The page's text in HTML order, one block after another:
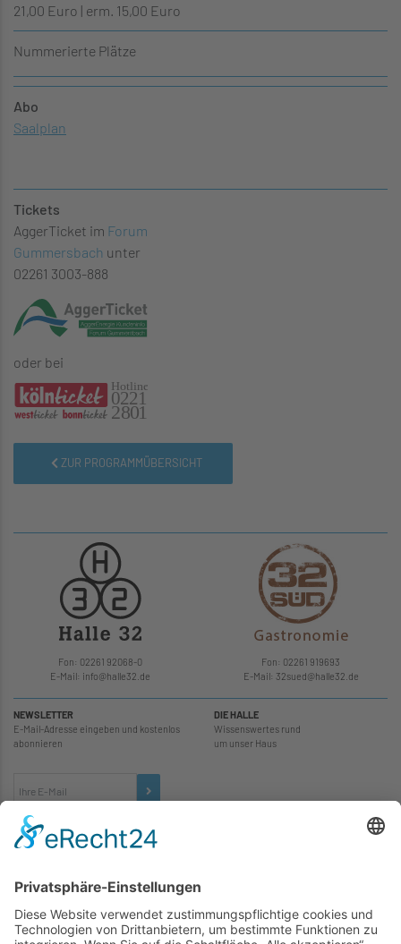
21,00 Euro | erm. 15,00 Euro
Nummerierte Plätze
Abo
Saalplan
Tickets
AggerTicket im Forum
Gummersbach unter
02261 3003-888
oder bei
ZUR PROGRAMMÜBERSICHT
Fon: 02261 92068-0
E-Mail: info@halle32.de
Fon: 02261 919693
E-Mail: 32sued@halle32.de
NEWSLETTER
E-Mail-Adresse eingeben und kostenlos
abonnieren
DIE HALLE
Wissenswertes rund
um unser Haus
TICKETS